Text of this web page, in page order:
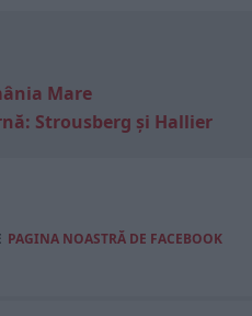
Mare
Strousberg și Hallier
PAGINA NOASTRĂ DE FACEBOOK